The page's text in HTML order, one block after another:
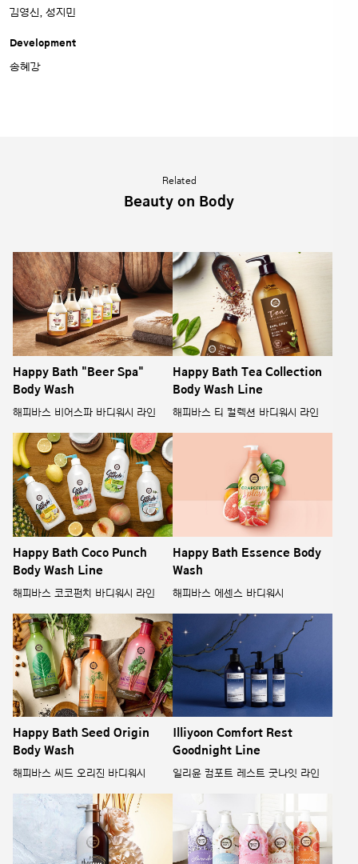
김영신, 성지민
Development
송혜강
Related
Beauty on Body
Happy Bath "Beer Spa"
Body Wash
해피바스 비어스파 바디워시 라인
Happy Bath Tea Collection
Body Wash Line
해피바스 티 컬렉션 바디워시 라인
Happy Bath Coco Punch
Body Wash Line
해피바스 코코펀치 바디워시 라인
Happy Bath Essence Body
Wash
해피바스 에센스 바디워시
Happy Bath Seed Origin
Body Wash
해피바스 씨드 오리진 바디워시
Illiyoon Comfort Rest
Goodnight Line
일리윤 컴포트 레스트 굿나잇 라인